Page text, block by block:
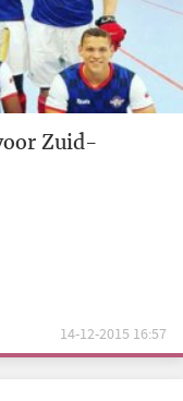
Zuid-
14-12-2015 16:57